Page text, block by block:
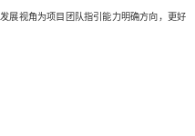
展视角为项目团队指引能力明确方向，更好